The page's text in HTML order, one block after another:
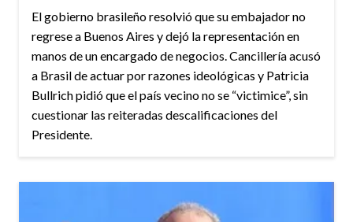
El gobierno brasileño resolvió que su embajador no
regrese a Buenos Aires y dejó la representación en
manos de un encargado de negocios. Cancillería acusó
a Brasil de actuar por razones ideológicas y Patricia
Bullrich pidió que el país vecino no se “victimice”, sin
cuestionar las reiteradas descalificaciones del
Presidente.